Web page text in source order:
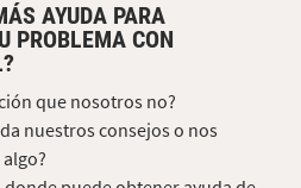
AYUDA PARA
PROBLEMA CON
que nosotros no?
nuestros consejos o nos